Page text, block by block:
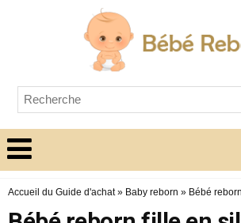
Accueil du Guide d'achat» Baby reborn » Bébé